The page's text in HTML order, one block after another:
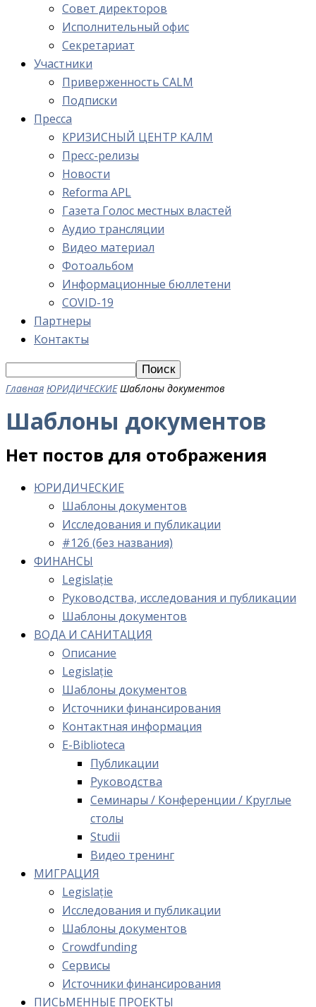
Cовет директоров
Исполнительный офис
Cекретариат
Участники
Приверженность CALM
Подписки
Пресса
КРИЗИСНЫЙ ЦЕНТР КАЛМ
Пресс-релизы
Новости
Reforma APL
Газета Голос местных властей
Аудио трансляции
Видео материал
Фотоальбом
Информационные бюллетени
COVID-19
Партнеры
Контакты
Главная ЮРИДИЧЕСКИЕ Шаблоны документов
Шаблоны документов
Нет постов для отображения
ЮРИДИЧЕСКИЕ
Шаблоны документов
Исследования и публикации
#126 (без названия)
ФИНАНСЫ
Legislație
Руководства, исследования и публикации
Шаблоны документов
ВОДА И САНИТАЦИЯ
Описание
Legislație
Шаблоны документов
Источники финансирования
Контактная информация
E-Biblioteca
Публикации
Руководства
Семинары / Конференции / Круглые
столы
Studii
Видео тренинг
МИГРАЦИЯ
Legislație
Исследования и публикации
Шаблоны документов
Crowdfunding
Сервисы
Источники финансирования
ПИСЬМЕННЫЕ ПРОЕКТЫ